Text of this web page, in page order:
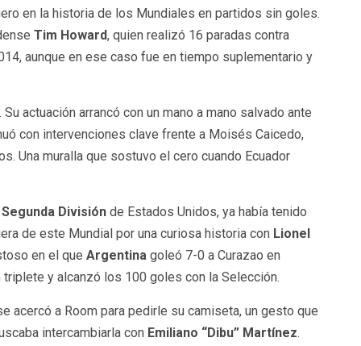
en la historia de los Mundiales en partidos sin goles.
Tim Howard, quien realizó 16 paradas contra
aunque en ese caso fue en tiempo suplementario y
actuación arrancó con un mano a mano salvado ante
con intervenciones clave frente a Moisés Caicedo,
Una muralla que sostuvo el cero cuando Ecuador
Segunda Divisiónde Estados Unidos, ya había tenido
de este Mundial por una curiosa historia con Lionel
en el que Argentina goleó 7-0 a Curazao en
triplete y alcanzó los 100 goles con la Selección.
acercó a Room para pedirle su camiseta, un gesto que
intercambiarla con Emiliano “Dibu” Martínez.